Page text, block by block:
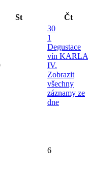
St Čt
30
1
Degustace
vín KARLA
IV.
Zobrazit
všechny
záznamy ze
dne
6